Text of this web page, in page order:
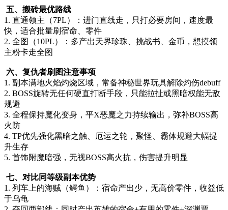
五、搬砖最优路线
1. 直通领主（7PL）：进门直线走，只打必要房间，速度最
快，适合批量刷宿命、零件
2. 全图（10PL）：多产出天界珍珠、挑战书、金币，想摸领
主粉卡走全图
六、复仇者刷图注意事项
1. 副本满地火焰灼烧区域，常备神秘世界玩具解除灼伤debuff
2. BOSS旋转无任何硬直打断手段，只能拉扯或黑暗权能无敌
规避
3. 全程保持魔化变身，平X恶魔之力持续输出，弥补BOSS高
火防
4. TP优先强化黑暗之触、厄运之轮，聚怪、霸体规避大幅提
升生存
5. 首饰附魔暗强，无视BOSS高火抗，伤害提升明显
七、对比同等级副本优势
1. 列车上的海贼（鳄鱼）：宿命产出少，无高价零件，收益低
于乌龟
2. 夺回西部线：同时产出英雄的宿命+有用的零件+深渊票，